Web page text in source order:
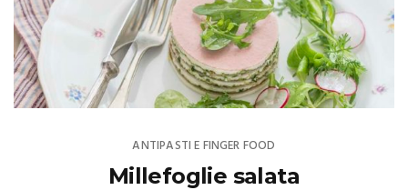
ANTIPASTI E FINGER FOOD
Millefoglie salata